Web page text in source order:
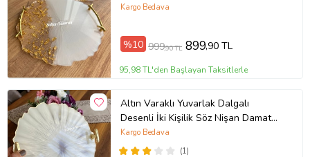
Epoksi Tepsisi - 24-26 Cm Çap
Kargo Bedava
%10 999,90 TL 899,90 TL
95,98 TL'den Başlayan Taksitlerle
Altın Varaklı Yuvarlak Dalgalı
Desenli İki Kişilik Söz Nişan Damat
Epoksi Tepsisi - 24-26 Cm Çap
(Krem)
(1)
Kargo Bedava